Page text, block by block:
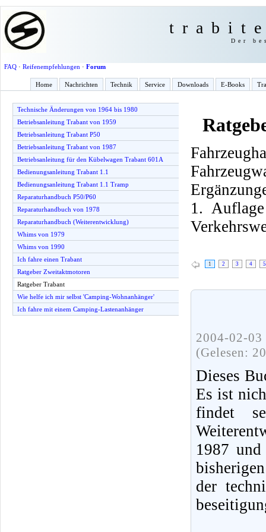
Der
FAQ· Reifenempfehlungen · Forum
Home Nachrichten Technik Service Downloads E-Books
Technische Änderungen von 1964 bis 1980
Betriebsanleitung Trabant von 1959
Betriebsanleitung Trabant P50
Betriebsanleitung Trabant von 1987
Betriebsanleitung für den Kübelwagen Trabant 601A
Bedienungsanleitung Trabant 1.1
Bedienungsanleitung Trabant 1.1 Tramp
Reparaturhandbuch P50/P60
Reparaturhandbuch von 1978
Reparaturhandbuch (Weiterentwicklung)
Whims von 1979
Whims von 1990
Ich fahre einen Trabant
Ratgeber Zweitaktmotoren
Ratgeber Trabant
Wie helfe ich mir selbst 'Camping-Wohnanhänger'
Ich fahre mit einem Camping-Lastenanhänger
1.
1 2 3 4 5
2004-02-
(Gelesen:
Dieses
Es ist
findet
1987
der